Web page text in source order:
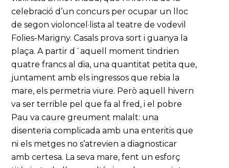
celebració d’un concurs per ocupar un lloc
de segon violoncel·lista al teatre de vodevil
Folies-Marigny. Casals prova sort i guanya la
plaça. A partir d´aquell moment tindrien
quatre francs al dia, una quantitat petita que,
juntament amb els ingressos que rebia la
mare, els permetria viure. Però aquell hivern
va ser terrible pel que fa al fred, i el pobre
Pau va caure greument malalt: una
disenteria complicada amb una enteritis que
ni els metges no s’atrevien a diagnosticar
amb certesa. La seva mare, fent un esforç